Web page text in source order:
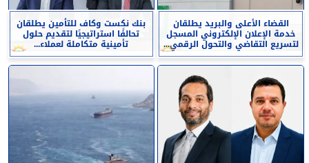
القضاء الأعلى والبريد يطلقان
خدمة الإعلان الإلكتروني المسجل
لتسريع التقاضي والتحول الرقمي...
بنك نكست وكاف للتأمين يطلقان
تحالفًا استراتيجيًا لتقديم حلول
تأمينية متكاملة لعملاء...